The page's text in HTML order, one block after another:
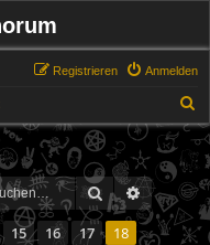
Anmelden
Registrieren
u
h
e
Suche
15 16 17 18